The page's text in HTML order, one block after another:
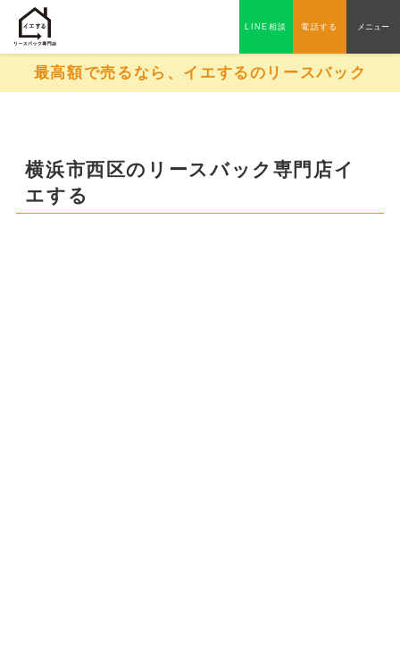
LINE相談 電話する メニュー
最高額で売るなら、イエするのリースバック
横浜市西区のリースバック専門店イ
エする